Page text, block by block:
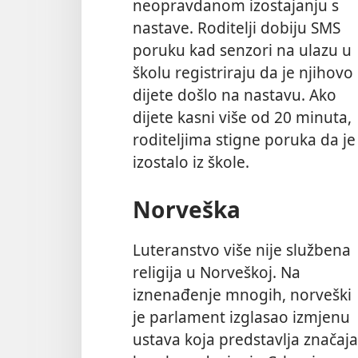
neopravdanom izostajanju s
nastave. Roditelji dobiju SMS
poruku kad senzori na ulazu u
školu registriraju da je njihovo
dijete došlo na nastavu. Ako
dijete kasni više od 20 minuta,
roditeljima stigne poruka da je
izostalo iz škole.
Norveška
Luteranstvo više nije službena
religija u Norveškoj. Na
iznenađenje mnogih, norveški
je parlament izglasao izmjenu
ustava koja predstavlja